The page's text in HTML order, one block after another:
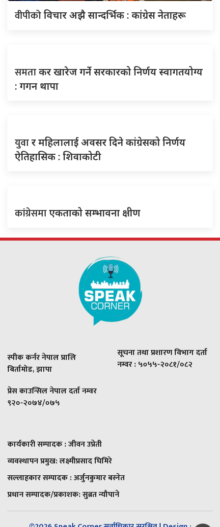
वीपीकोविचार अझै सान्दर्भिक : कांग्रेस नेताहरू
समताकर खारेज गर्ने सरकारको निर्णय स्वागतयोग्य
: गगन थापा
युवार महिलालाई अवसर दिने कांग्रेसको निर्णय
ऐतिहासिक : शिवाकोटी
कांग्रेसमाएकताको सम्भावना क्षीण
स्पीक कर्नर नेपाल प्रालि
बिर्तामोड, झापा
प्रेस काउन्सिल नेपाल दर्ता नम्वर
९२०-२०७४/०७५
सूचना तथा प्रशारण विभाग दर्ता
नम्वर : ५०५५-२०८१/०८२
कार्यकारी सम्पादक : जीवन उप्रेती
व्यवस्थापन प्रमुख:लक्ष्मीप्रसाद घिमिरे
सल्लाहकार सम्पादक : अर्जुनकुमार बस्नेत
प्रधान सम्पादक/प्रकाशक:सुब्रत न्यौपाने